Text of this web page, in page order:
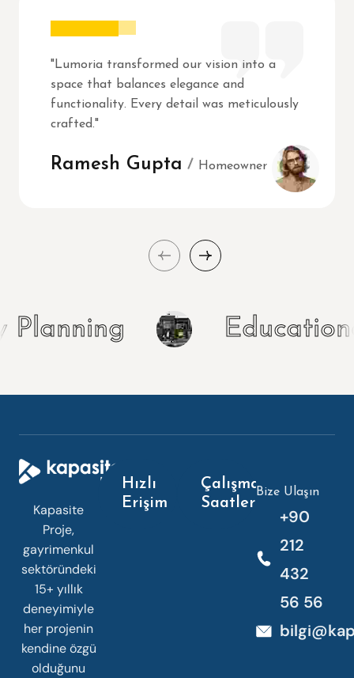
"Lumoria transformed our vision into a
space that balances elegance and
functionality. Every detail was meticulously
crafted."
Ramesh Gupta Homeowner
Planning
Kapasite
Proje,
gayrimenkul
sektöründeki
15+ yıllık
deneyimiyle
her projenin
kendine özgü
olduğunu
Hızlı
Erişim
Çalışma
Saatleri
Bize Ulaşın
+90
212
432
56 56